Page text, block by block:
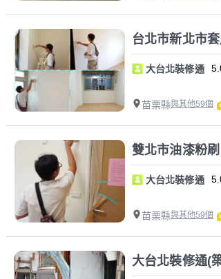
台北市新北市
大台北裝修通
苗栗縣與其他59個
雙北市油漆粉刷
大台北裝修通
苗栗縣與其他59個
大台北裝修通(